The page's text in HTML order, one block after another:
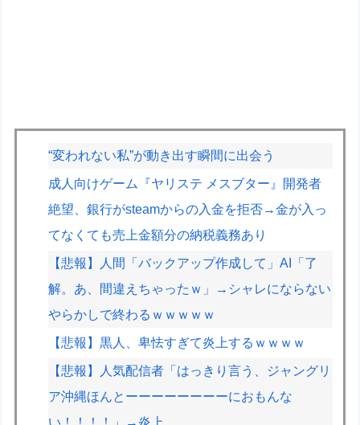
“変われない私”が動き出す瞬間に出会う
成人向けゲーム『ヤリステ メスブター』開発者
絶望、銀行がsteamからの入金を拒否→金が入っ
てなくても売上金額分の納税義務あり
【悲報】人間「バックアップ作成して」AI「了
解。あ、間違えちゃったｗ」→シャレにならない
やらかしで終わるｗｗｗｗｗ
【悲報】黒人、卑怯すぎて炎上するｗｗｗｗ
【悲報】人気配信者「はっきり言う、ジャングリ
ア沖縄ほんとーーーーーーーーにおもんな